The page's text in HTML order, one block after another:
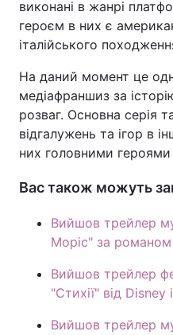
виконані в жанрі
героєм в них є
італійського
На даний момент це
медіафраншиз за
розваг. Основна серія
відгалужень та ігор в
них головними героями
Вас також можуть
Вийшов трейлер
Моріс" за романом
Вийшов трейлер
"Стихії" від Disney
Вийшов трейлер